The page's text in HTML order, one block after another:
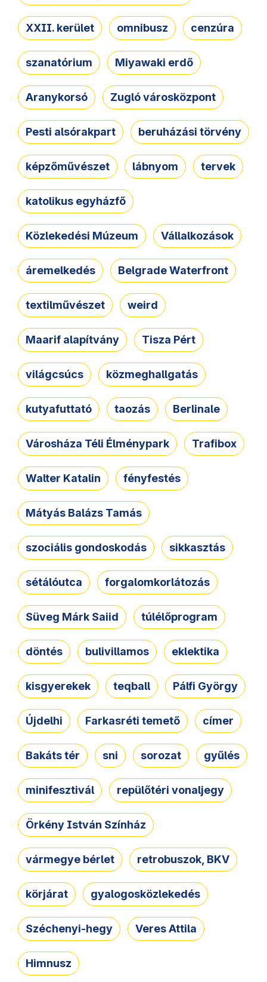
XXII. kerület omnibusz cenzúra
szanatórium Miyawaki erdő
Aranykorsó Zugló városközpont
Pesti alsórakpart beruházási törvény
képzőművészet lábnyom tervek
katolikus egyházfő
Közlekedési Múzeum Vállalkozások
áremelkedés Belgrade Waterfront
textilművészet weird
Maarif alapítvány Tisza Pért
világcsúcs közmeghallgatás
kutyafuttató taozás Berlinale
Városháza Téli Élménypark Trafibox
Walter Katalin fényfestés
Mátyás Balázs Tamás
szociális gondoskodás sikkasztás
sétálóutca forgalomkorlátozás
Süveg Márk Saiid túlélőprogram
döntés bulivillamos eklektika
kisgyerekek teqball Pálfi György
Újdelhi Farkasréti temető címer
Bakáts tér sni sorozat gyűlés
minifesztivál repülőtéri vonaljegy
Örkény István Színház
vármegye bérlet retrobuszok, BKV
körjárat gyalogosközlekedés
Széchenyi-hegy Veres Attila
Himnusz